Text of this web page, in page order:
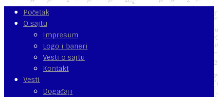
Početak
O sajtu
Impresum
Logo i baneri
Vesti o sajtu
Kontakt
Vesti
Događaji